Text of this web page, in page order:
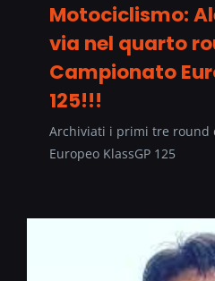
Motociclismo:
via nel quarto
Campionato
125!!!
Archiviati i primi tre round
Europeo KlassGP 125